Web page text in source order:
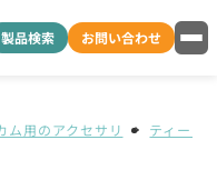
製品検索 お問い合わせ
ム用のアクセサリ ティービ